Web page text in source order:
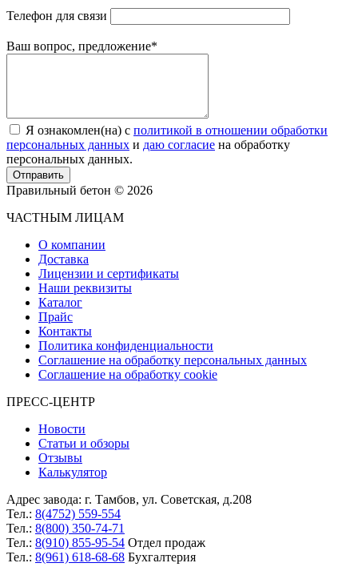
Телефон для связи
Ваш вопрос, предложение*
Я ознакомлен(на) с политикой в отношении обработки
персональных данных и даю согласие на обработку
персональных данных.
Отправить
Правильный бетон © 2026
ЧАСТНЫМ ЛИЦАМ
О компании
Доставка
Лицензии и сертификаты
Наши реквизиты
Каталог
Прайс
Контакты
Политика конфиденциальности
Соглашение на обработку персональных данных
Соглашение на обработку cookie
ПРЕСС-ЦЕНТР
Новости
Статьи и обзоры
Отзывы
Калькулятор
Адрес завода: г. Тамбов, ул. Советская, д.208
Тел.: 8(4752) 559-554
Тел.: 8(800) 350-74-71
Тел.: 8(910) 855-95-54 Отдел продаж
Тел.: 8(961) 618-68-68 Бухгалтерия